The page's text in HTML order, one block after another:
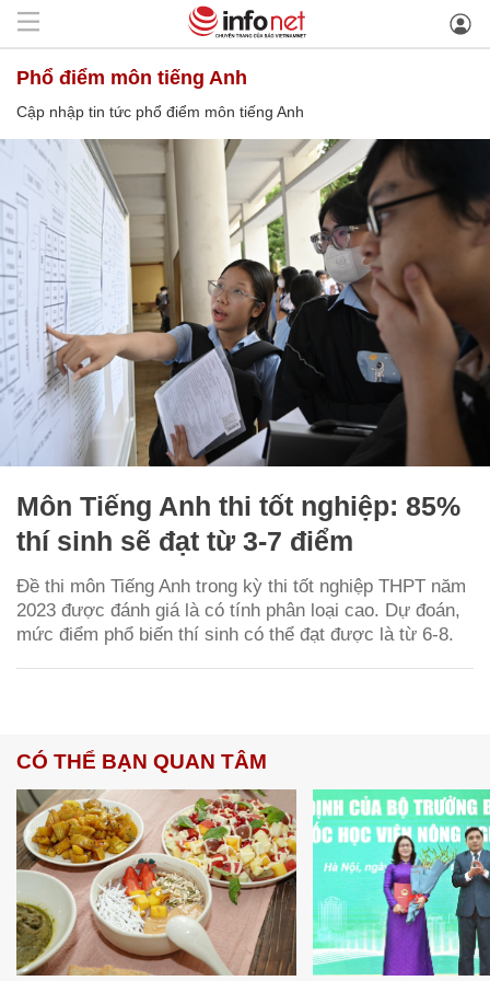
phổ điểm môn tiếng Anh
Cập nhập tin tức phổ điểm môn tiếng Anh
Môn Tiếng Anh thi tốt nghiệp: 85%
thí sinh sẽ đạt từ 3-7 điểm
Đề thi môn Tiếng Anh trong kỳ thi tốt nghiệp THPT năm
2023 được đánh giá là có tính phân loại cao. Dự đoán,
mức điểm phổ biến thí sinh có thể đạt được là từ 6-8.
CÓ THỂ BẠN QUAN TÂM